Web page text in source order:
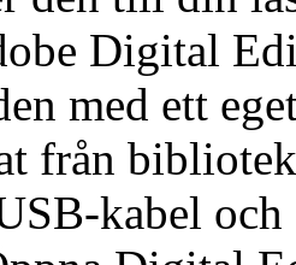
Digital
med ett
från
kabel